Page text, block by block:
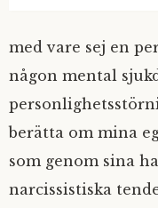
med vare sej en
någon mental
berätta om mina
som genom sina
narcissistiska